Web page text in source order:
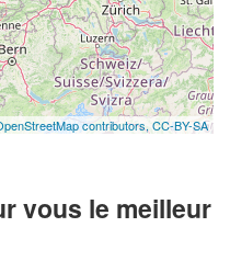
contributors, CC-BY-SA
vous le meilleur